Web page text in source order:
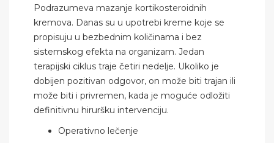
Podrazumeva mazanje kortikosteroidnih
kremova. Danas su u upotrebi kreme koje se
propisuju u bezbednim količinama i bez
sistemskog efekta na organizam. Jedan
terapijski ciklus traje četiri nedelje. Ukoliko je
dobijen pozitivan odgovor, on može biti trajan ili
može biti i privremen, kada je moguće odložiti
definitivnu hiruršku intervenciju.
Operativno lečenje